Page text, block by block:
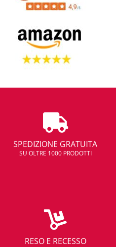
SPEDIZIONE GRATUITA
SU OLTRE 1000 PRODOTTI
RESO E RECESSO